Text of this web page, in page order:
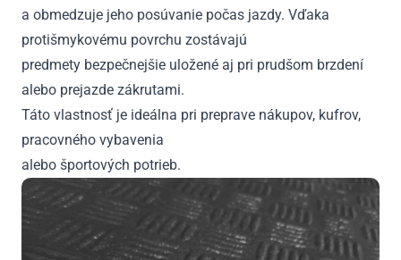
a obmedzuje jeho posúvanie počas jazdy. Vďaka
protišmykovému povrchu zostávajú
predmety bezpečnejšie uložené aj pri prudšom brzdení
alebo prejazde zákrutami.
Táto vlastnosť je ideálna pri preprave nákupov, kufrov,
pracovného vybavenia
alebo športových potrieb.